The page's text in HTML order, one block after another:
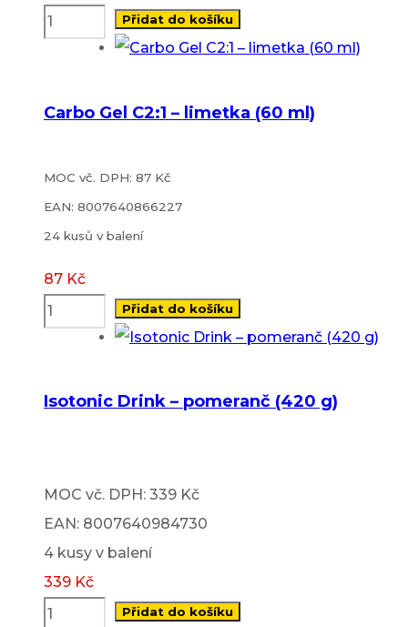
Přidat do košíku
Carbo Gel C2:1 – limetka (60 ml)
MOC vč. DPH: 87 Kč
EAN: 8007640866227
24 kusů v balení
87 Kč
Přidat do košíku
Isotonic Drink – pomeranč (420 g)
MOC vč. DPH: 339 Kč
EAN: 8007640984730
4 kusy v balení
339 Kč
Přidat do košíku